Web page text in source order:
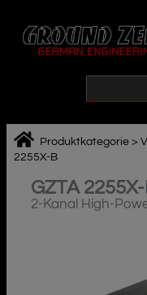
springen
Produktkategorie >
2255X-B
GZTA
2-Kanal High-